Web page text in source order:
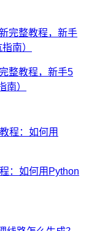
整教程，新手5
南）
：如何用Python